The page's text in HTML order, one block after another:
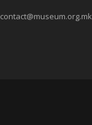
contact@museum.org.mk